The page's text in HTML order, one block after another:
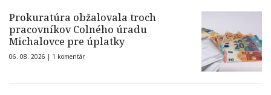
Prokuratúra obžalovala troch
pracovníkov Colného úradu
Michalovce pre úplatky
06. 08. 2026 | 1 komentár